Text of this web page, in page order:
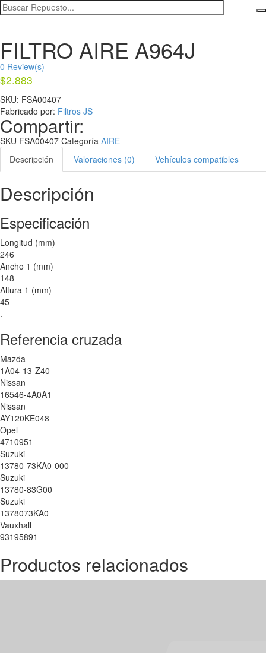
FILTRO AIRE A964J
0 Review(s)
$2.883
SKU: FSA00407
Fabricado por: Filtros JS
Compartir:
SKU FSA00407 Categoría AIRE
Descripción
Valoraciones (0) Vehículos compatibles
Descripción
Especificación
Longitud (mm)
246
Ancho 1 (mm)
148
Altura 1 (mm)
45
.
Referencia cruzada
Mazda
1A04-13-Z40
Nissan
16546-4A0A1
Nissan
AY120KE048
Opel
4710951
Suzuki
13780-73KA0-000
Suzuki
13780-83G00
Suzuki
1378073KA0
Vauxhall
93195891
Productos relacionados